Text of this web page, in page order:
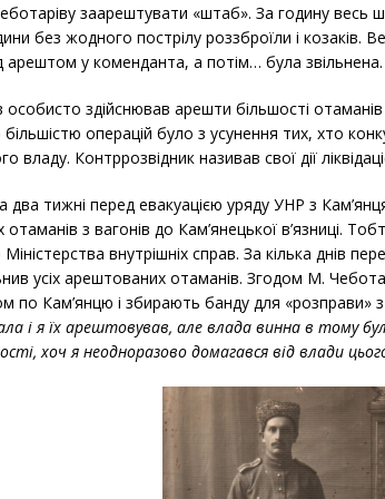
заарештувати «штаб». За годину весь
без жодного пострілу роззброїли і козаків.
арештом у коменданта, а потім… була звільнена.
здійснював арешти більшості
операцій було з усунення тих, хто
владу. Контррозвідник називав свої дії
два тижні перед евакуацією уряду УНР з
з вагонів до Кам’янецької в’язниці.
внутрішніх справ. За кілька днів
усіх арештованих отаманів. Згодом М.
по Кам’янцю і збирають банду для «розправи» з
і я їх арештовував, але влада винна в тому
хоч я неодноразово домагався від влади